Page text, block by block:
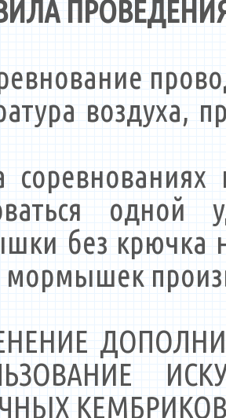
воздуха,
без крючка